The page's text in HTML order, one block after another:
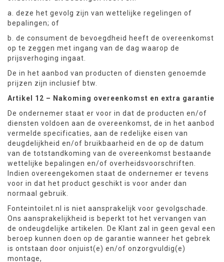
a. deze het gevolg zijn van wettelijke regelingen of
bepalingen; of
b. de consument de bevoegdheid heeft de overeenkomst
op te zeggen met ingang van de dag waarop de
prijsverhoging ingaat.
De in het aanbod van producten of diensten genoemde
prijzen zijn inclusief btw.
Artikel 12 – Nakoming overeenkomst en extra garantie
De ondernemer staat er voor in dat de producten en/of
diensten voldoen aan de overeenkomst, de in het aanbod
vermelde specificaties, aan de redelijke eisen van
deugdelijkheid en/of bruikbaarheid en de op de datum
van de totstandkoming van de overeenkomst bestaande
wettelijke bepalingen en/of overheidsvoorschriften.
Indien overeengekomen staat de ondernemer er tevens
voor in dat het product geschikt is voor ander dan
normaal gebruik.
Fonteintoilet.nl is niet aansprakelijk voor gevolgschade.
Ons aansprakelijkheid is beperkt tot het vervangen van
de ondeugdelijke artikelen. De Klant zal in geen geval een
beroep kunnen doen op de garantie wanneer het gebrek
is ontstaan door onjuist(e) en/of onzorgvuldig(e)
montage,